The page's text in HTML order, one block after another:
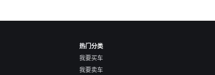
热门分类
我要买车
我要卖车